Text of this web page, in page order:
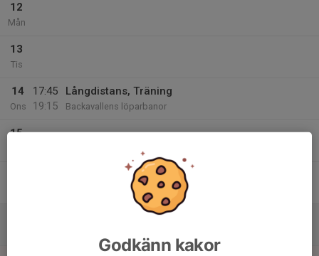
12
Mån
13
Tis
14
Ons
17:45
19:15
Långdistans, Träning
Backavallens löparbanor
15
Godkänn kakor